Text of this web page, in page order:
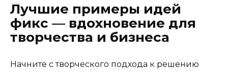
Лучшие примеры идей
фикс — вдохновение для
творчества и бизнеса
Начните с творческого подхода к решению